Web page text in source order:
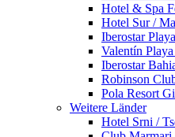
Hotel & Spa
Hotel Sur /
Iberostar
Valentín
Iberostar
Robinson
Pola Resort
Weitere Länder
Hotel Srni /